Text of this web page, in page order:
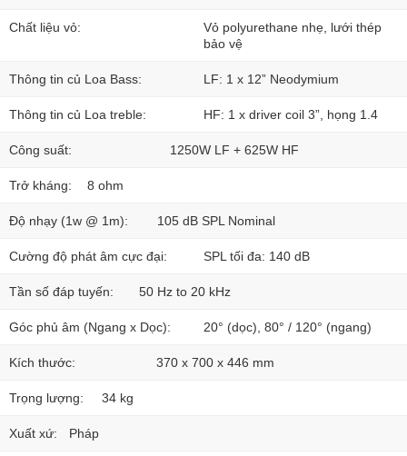
Chất liệu vỏ:
Vỏ polyurethane nhẹ, lưới thép
bảo vệ
Thông tin củ Loa Bass: LF: 1 x 12” Neodymium
Thông tin củ Loa treble: HF: 1 x driver coil 3”, họng 1.4
Công suất: 1250W LF + 625W HF
Trở kháng: 8 ohm
Độ nhạy (1w @ 1m): 105 dB SPL Nominal
Cường độ phát âm cực đại: SPL tối đa: 140 dB
Tần số đáp tuyến: 50 Hz to 20 kHz
Góc phủ âm (Ngang x Dọc): 20° (dọc), 80° / 120° (ngang)
Kích thước: 370 x 700 x 446 mm
Trọng lượng: 34 kg
Xuất xứ: Pháp